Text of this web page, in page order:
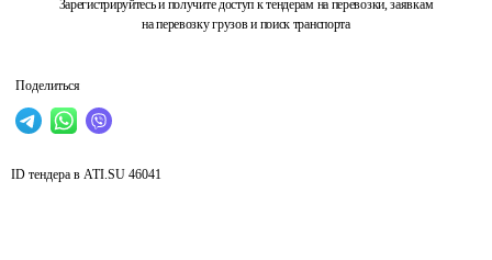
Зарегистрируйтесь и получите доступ к тендерам на перевозки, заявкам
на перевозку грузов и поиск транспорта
Поделиться
ID тендера в ATI.SU 46041